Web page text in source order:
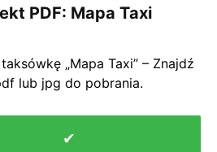
PDF: Mapa Taxi
„Mapa Taxi” – Znajdź
lub jpg do pobrania.
✔